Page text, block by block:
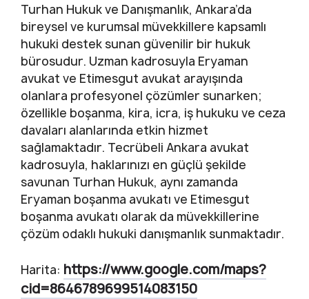
Turhan Hukuk ve Danışmanlık, Ankara’da
bireysel ve kurumsal müvekkillere kapsamlı
hukuki destek sunan güvenilir bir hukuk
bürosudur. Uzman kadrosuyla Eryaman
avukat ve Etimesgut avukat arayışında
olanlara profesyonel çözümler sunarken;
özellikle boşanma, kira, icra, iş hukuku ve ceza
davaları alanlarında etkin hizmet
sağlamaktadır. Tecrübeli Ankara avukat
kadrosuyla, haklarınızı en güçlü şekilde
savunan Turhan Hukuk, aynı zamanda
Eryaman boşanma avukatı ve Etimesgut
boşanma avukatı olarak da müvekkillerine
çözüm odaklı hukuki danışmanlık sunmaktadır.
Harita: https://www.google.com/maps?
cid=8646789699514083150